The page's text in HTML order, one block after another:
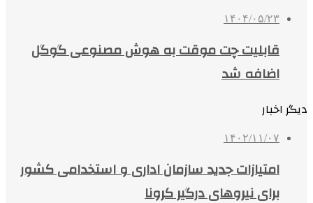
۱۴۰۴/۰۵/۲۳
قابلیت چت موقت به هوش مصنوعی گوگل
اضافه شد
دیگر اخبار
۱۴۰۲/۱۱/۰۷
امتیازات جدید سازمان اداری و استخدامی کشور
برای نیروهای درگیر کرونا